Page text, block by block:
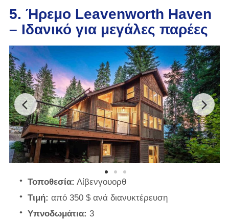
5. Ήρεμο Leavenworth Haven
– Ιδανικό για μεγάλες παρέες
Τοποθεσία: Λίβενγουορθ
Τιμή: από 350 $ ανά διανυκτέρευση
Υπνοδωμάτια: 3